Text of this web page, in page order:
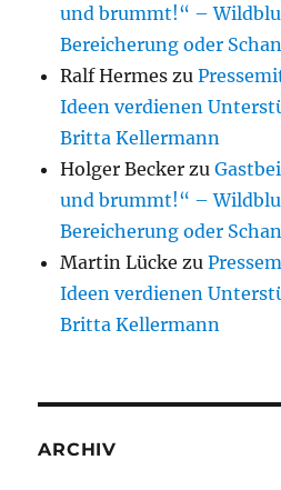
und brummt!“ –
Bereicherung oder
Ralf Hermes zu
Ideen verdienen
Britta Kellermann
Holger Becker zu
und brummt!“ –
Bereicherung oder
Martin Lücke zu
Ideen verdienen
Britta Kellermann
ARCHIV